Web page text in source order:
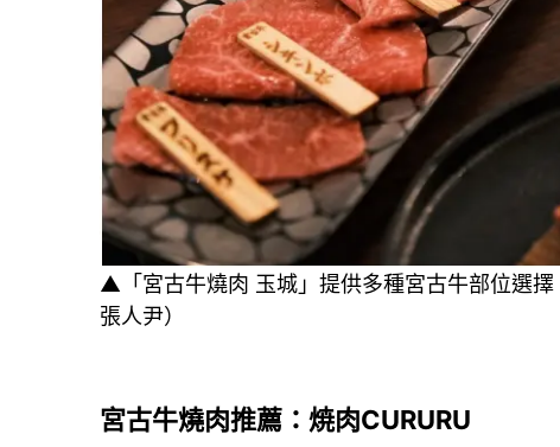
▲「宮古牛燒肉 玉城」提供多種宮古牛部位選
張人尹）
宮古牛燒肉推薦：焼肉CURURU